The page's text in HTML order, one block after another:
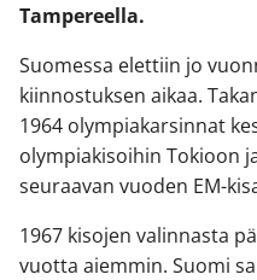
Tampereella.
Suomessa elettiin jo
kiinnostuksen aikaa.
1964 olympiakarsinnat
olympiakisoihin Tokioon
seuraavan vuoden EM-
1967 kisojen valinnasta
vuotta aiemmin. Suomi